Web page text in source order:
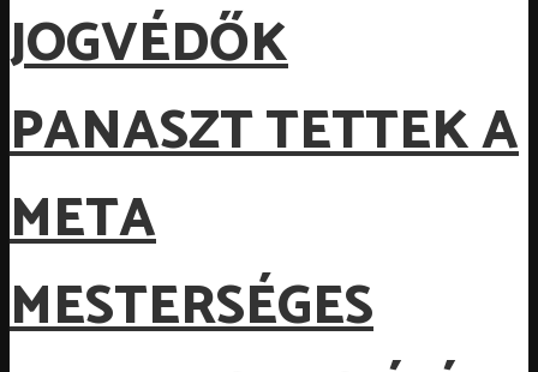
JOGVÉDŐK
PANASZT TETTEK A
META
MESTERSÉGES